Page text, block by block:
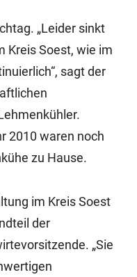
„Leider sinkt
Kreis Soest, wie im
sagt der
2010 waren noch
zu Hause.
im Kreis Soest
der
„Sie